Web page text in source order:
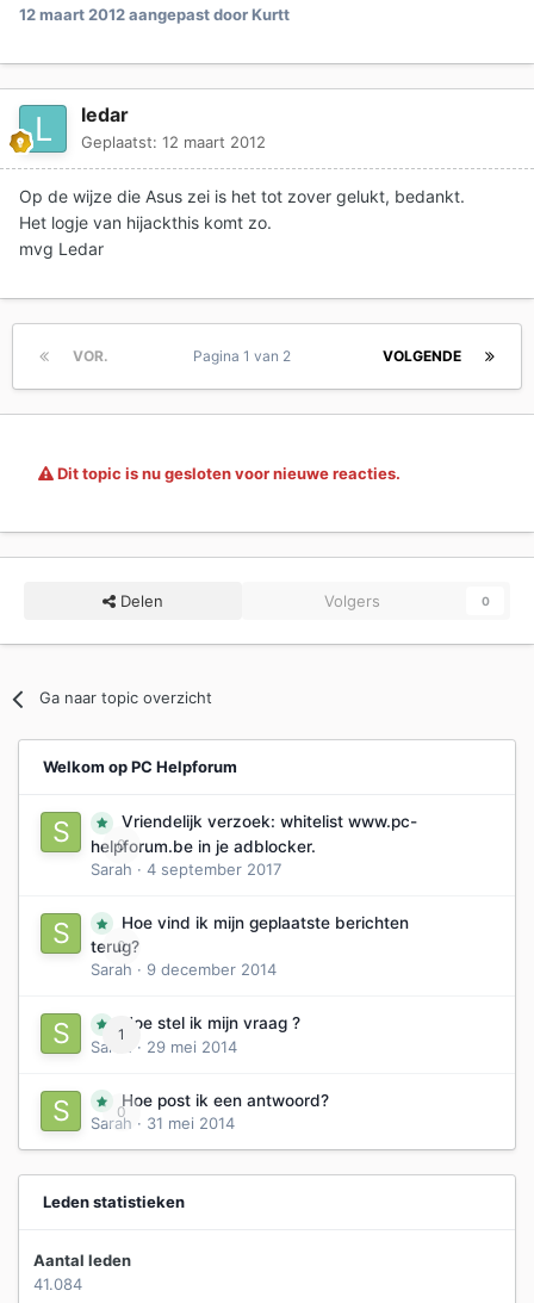
12 maart 2012aangepast door Kurtt
ledar
Geplaatst: 12 maart 2012
Op de wijze die Asus zei is het tot zover gelukt, bedankt.
Het logje van hijackthis komt zo.
mvg Ledar
VOR. VOLGENDE
Pagina 1 van 2
Dit topic is nu gesloten voor nieuwe reacties.
Delen Volgers 0
Ga naar topic overzicht
Welkom op PC Helpforum
0
Vriendelijk verzoek: whitelist www.pc-
helpforum.be in je adblocker.
Sarah · 4 september 2017
0
Hoe vind ik mijn geplaatste berichten
terug?
Sarah · 9 december 2014
1
Hoe stel ik mijn vraag ?
Sarah
· 29 mei 2014
0
Hoe post ik een antwoord?
Sarah · 31 mei 2014
Leden statistieken
Aantal leden
41.084